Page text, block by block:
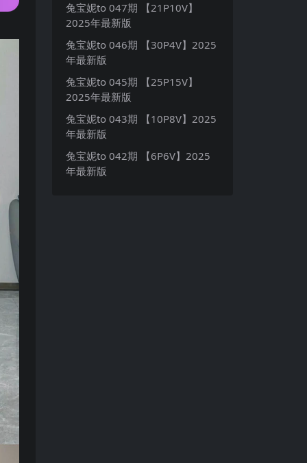
兔宝妮to 047期 【21P10V】
2025年最新版
兔宝妮to 046期 【30P4V】2025
年最新版
兔宝妮to 045期 【25P15V】
2025年最新版
兔宝妮to 043期 【10P8V】2025
年最新版
兔宝妮to 042期 【6P6V】2025
年最新版